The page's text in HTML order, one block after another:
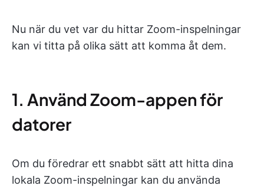
Nu när du vet var du hittar Zoom-inspelningar
kan vi titta på olika sätt att komma åt dem.
1. Använd Zoom-appen för
datorer
Om du föredrar ett snabbt sätt att hitta dina
lokala Zoom-inspelningar kan du använda